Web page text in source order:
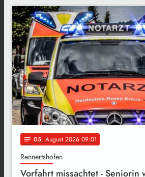
notes 05. August 2026 09:01
Rennertshofen
Vorfahrt missachtet -